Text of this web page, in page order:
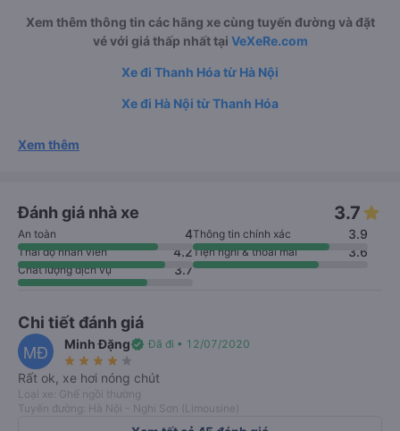
Xem thêm thông tin các hãng xe cùng tuyến đường và đặt
vé với giá thấp nhất tại VeXeRe.com
Xe đi Thanh Hóa từ Hà Nội
Xe đi Hà Nội từ Thanh Hóa
Xem thêm
Đánh giá nhà xe 3.7
An toàn 4Thông tin chính xác 3.9
Thái độ nhân viên 4.2Tiện nghi & thoải mái 3.6
Chất lượng dịch vụ 3.7
Chi tiết đánh giá
MĐ Minh Đặngverified Đã đi • 12/07/2020
star_rate star_rate star_rate star_rate star_rate
Rất ok, xe hơi nóng chút
Loại xe: Ghế ngồi thường
Tuyến đường: Hà Nội - Nghi Sơn (Limousine)